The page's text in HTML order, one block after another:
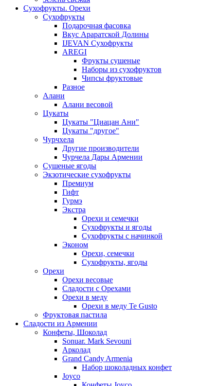
Сухофрукты. Орехи
Сухофрукты
Подарочная фасовка
Вкус Араратской Долины
IJEVAN Сухофрукты
AREGI
Фрукты сушеные
Наборы из сухофруктов
Чипсы фруктовые
Разное
Алани
Алани весовой
Цукаты
Цукаты "Циацан Ани"
Цукаты "другое"
Чурчхела
Другие производители
Чурчела Дары Армении
Сушеные ягоды
Экзотические сухофрукты
Премиум
Гифт
Гурмэ
Экстра
Орехи и семечки
Сухофрукты и ягоды
Сухофрукты с начинкой
Эконом
Орехи, семечки
Сухофрукты, ягоды
Орехи
Орехи весовые
Сладости с Орехами
Орехи в меду
Орехи в меду Te Gusto
Фруктовая пастила
Сладости из Армении
Конфеты, Шоколад
Sonuar. Mark Sevouni
Арколад
Grand Candy Armenia
Набор шоколадных конфет
Joyco